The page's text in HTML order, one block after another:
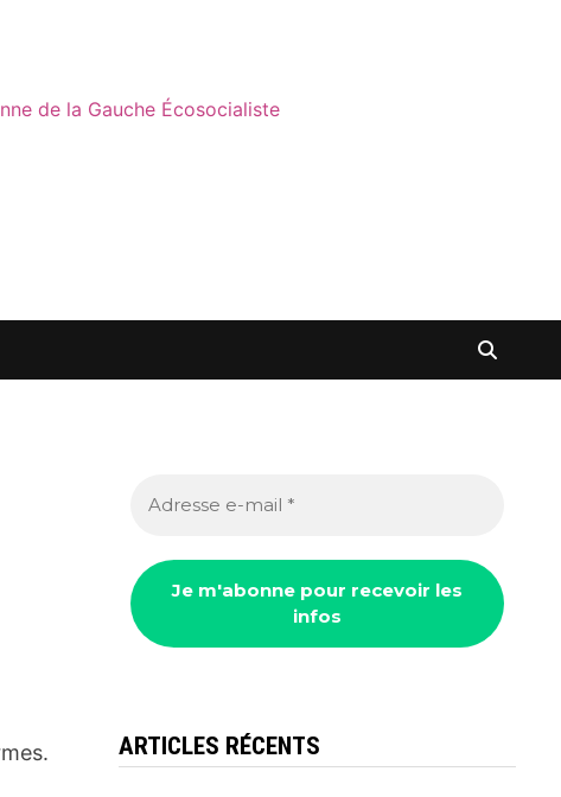
de la Gauche Écosocialiste
ARTICLES RÉCENTS